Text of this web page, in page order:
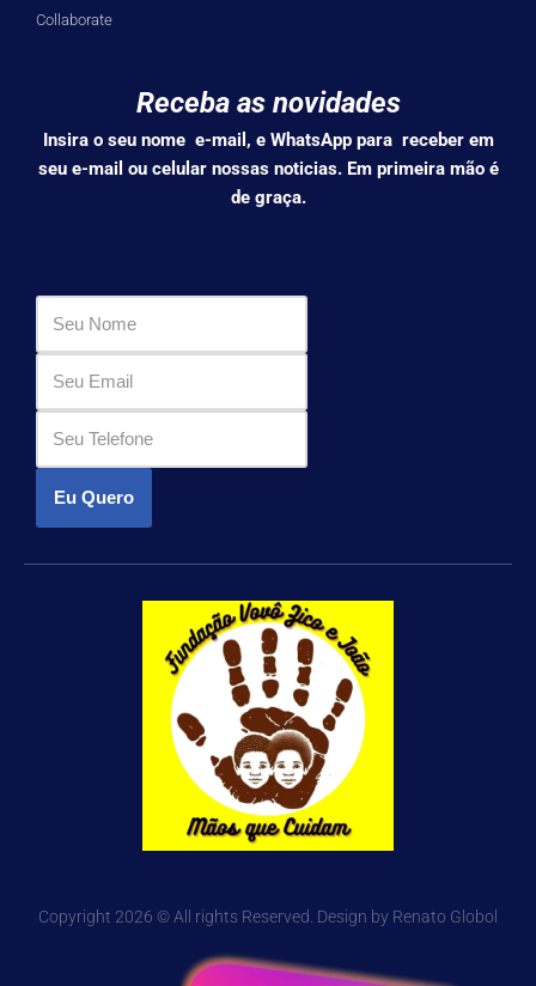
Collaborate
Receba as novidades
Insira o seu nome e-mail, e WhatsApp para receber em
seu e-mail ou celular nossas noticias. Em primeira mão é
de graça.
Eu Quero
Copyright 2026 © All rights Reserved. Design by Renato Globol